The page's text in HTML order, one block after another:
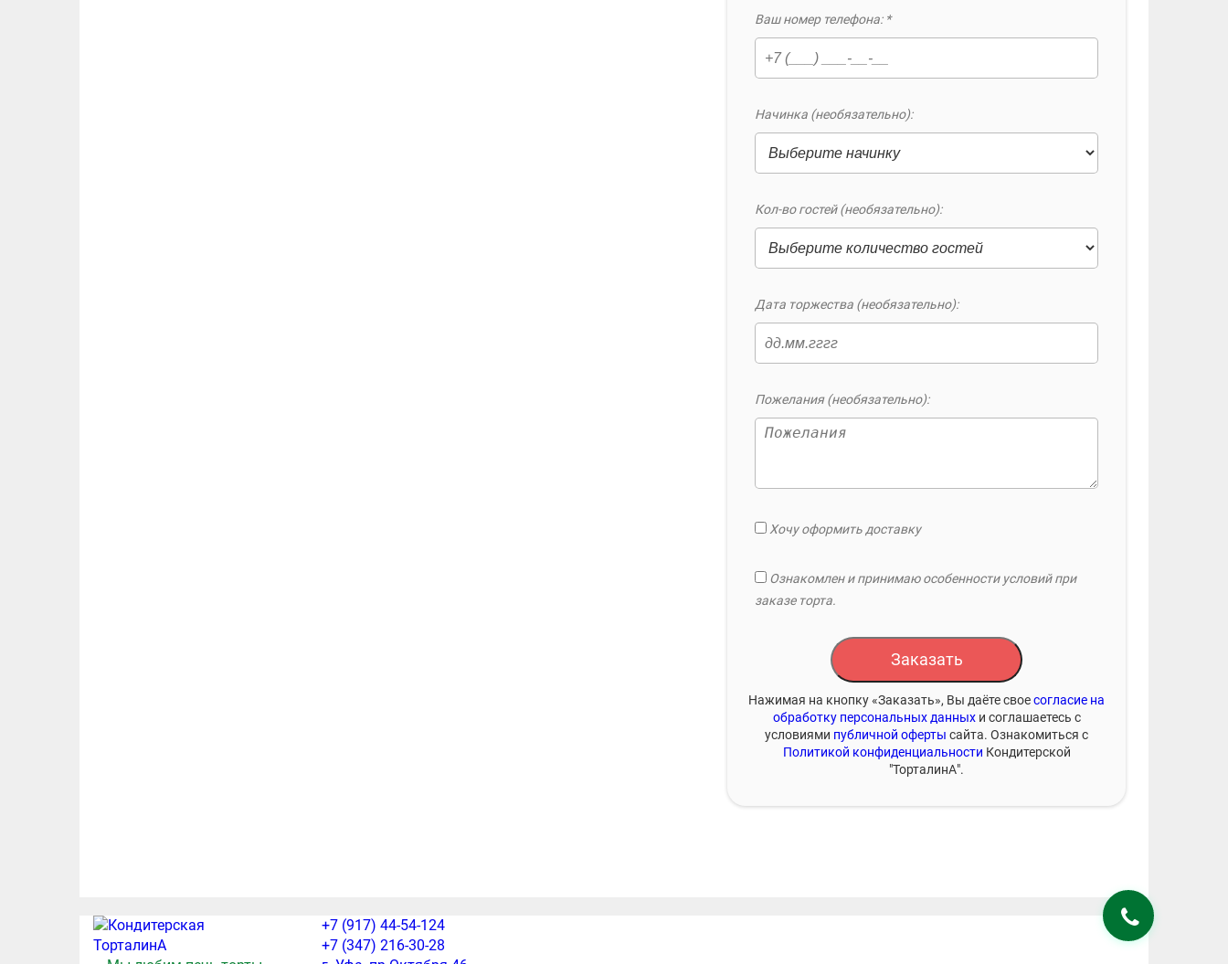
Ваш номер телефона: *
Начинка (необязательно):
Кол-во гостей (необязательно):
Дата торжества (необязательно):
Пожелания (необязательно):
Хочу оформить доставку
Ознакомлен и принимаю особенности условий при
заказе торта.
Заказать
Нажимая на кнопку «Заказать», Вы даёте своесогласие на
обработку персональных данныхи соглашаетесь с
условиями публичной оферты сайта. Ознакомиться с
Политикой конфиденциальности Кондитерской
"ТорталинА".
+7 (917) 44-54-124
+7 (347) 216-30-28